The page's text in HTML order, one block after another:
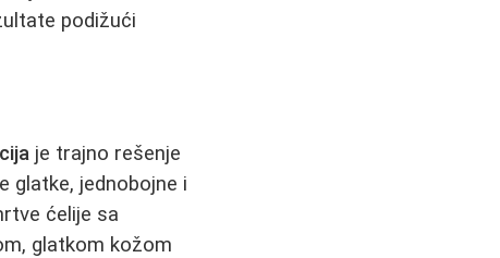
podižući
je trajno rešenje
glatke, jednobojne i
ćelije sa
glatkom kožom